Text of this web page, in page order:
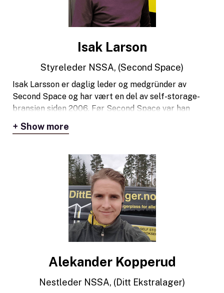
Isak Larson
Styreleder NSSA, (Second Space)
Isak Larsson er daglig leder og medgründer av
Second Space og har vært en del av self-storage-
bransjen siden 2006. Før Second Space var han
General Manager for City Self Storage i
Skandinavia. I tillegg til sitt styreverv i NSSA har
danske bransjeorganisasjonen for self-storage.
Show more
Alekander Kopperud
Nestleder NSSA, (Ditt Ekstralager)